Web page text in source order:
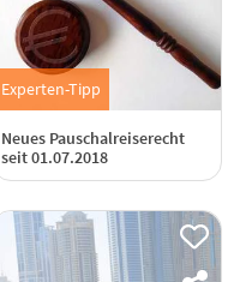
Experten-Tipp
Neues Pauschalreiserecht
seit 01.07.2018